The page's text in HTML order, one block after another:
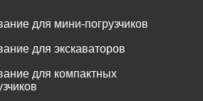
для мини-погрузчиков
для экскаваторов
для компактных